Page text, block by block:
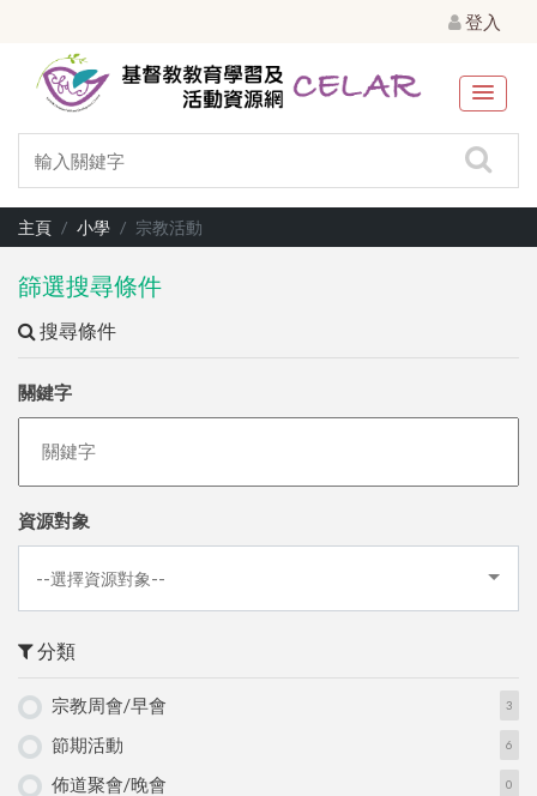
登入
主頁 小學 宗教活動
篩選搜尋條件
搜尋條件
關鍵字
資源對象
--選擇資源對象--
分類
宗教周會/早會 3
節期活動 6
佈道聚會/晚會 0